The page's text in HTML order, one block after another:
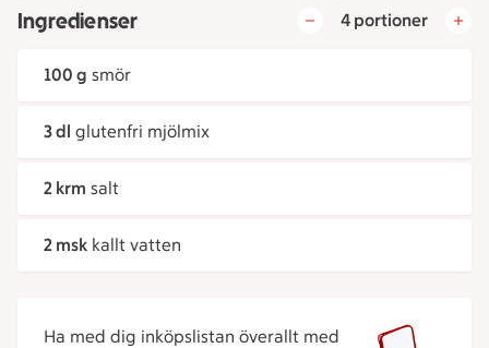
Ingredienser 4 portioner
100 g smör
3 dl glutenfri mjölmix
2 krm salt
2 msk kallt vatten
Ha med dig inköpslistan överallt med